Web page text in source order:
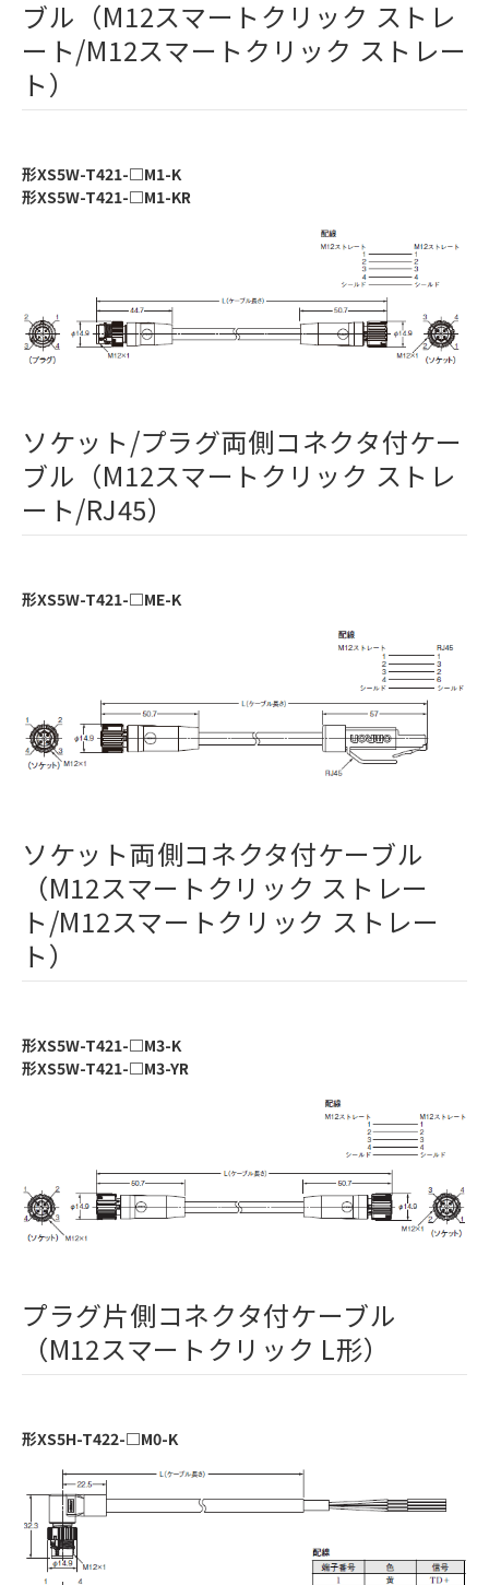
ブル（M12スマートクリック ストレ
ート/M12スマートクリック ストレー
ト）
形XS5W-T421-□M1-K
形XS5W-T421-□M1-KR
ソケット/プラグ両側コネクタ付ケー
ブル（M12スマートクリック ストレ
ート/RJ45）
形XS5W-T421-□ME-K
ソケット両側コネクタ付ケーブル
（M12スマートクリック ストレー
ト/M12スマートクリック ストレー
ト）
形XS5W-T421-□M3-K
形XS5W-T421-□M3-YR
プラグ片側コネクタ付ケーブル
（M12スマートクリック L形）
形XS5H-T422-□M0-K